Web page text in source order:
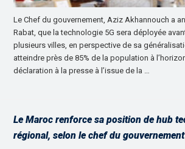
Le Chef du gouvernement, Aziz Akhannouch a
Rabat, que la technologie 5G sera déployée
plusieurs villes, en perspective de sa
atteindre près de 85% de la population à
déclaration à la presse à l’issue de la …
Le Maroc renforce sa position de hub
régional, selon le chef du gouvernement